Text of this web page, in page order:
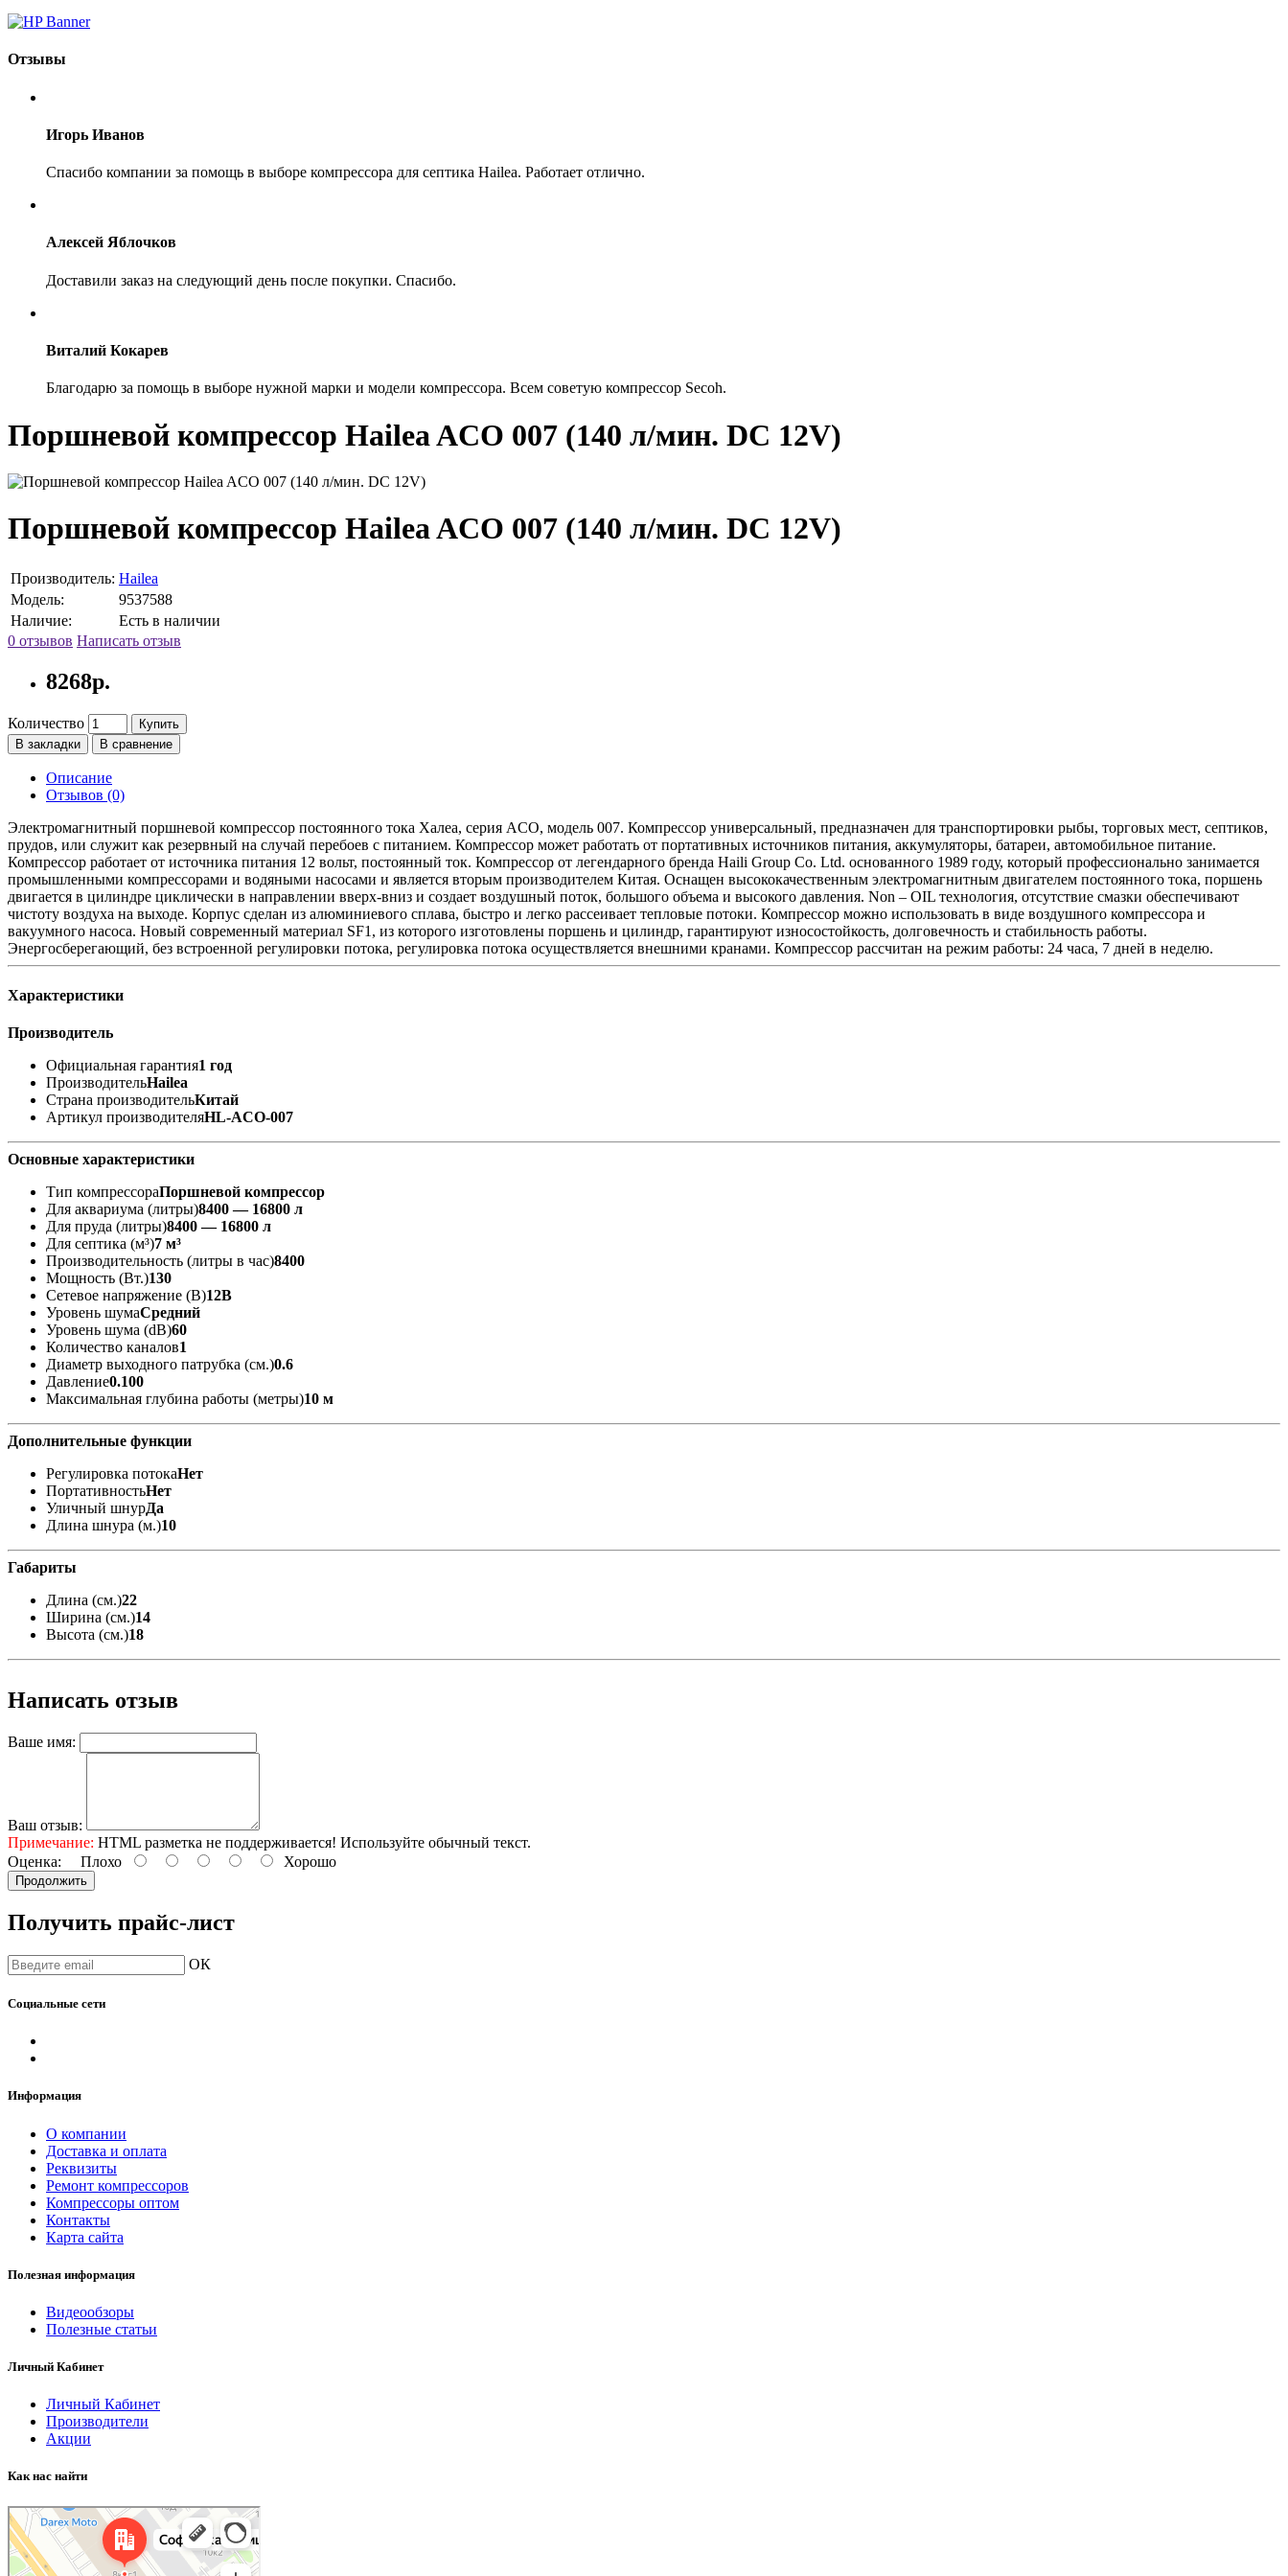
Отзывы
Игорь Иванов
Спасибо компании за помощь в выборе компрессора для септика Hailea. Работает отлично.
Алексей Яблочков
Доставили заказ на следующий день после покупки. Спасибо.
Виталий Кокарев
Благодарю за помощь в выборе нужной марки и модели компрессора. Всем советую компрессор Secoh.
Поршневой компрессор Hailea ACO 007 (140 л/мин. DC 12V)
Поршневой компрессор Hailea ACO 007 (140 л/мин. DC 12V)
Производитель: Hailea
Модель:
9537588
Наличие:
Есть в наличии
0 отзывов Написать отзыв
8268р.
Количество
Купить
В закладки
В сравнение
Описание
Отзывов (0)
Электромагнитный поршневой компрессор постоянного тока Халеа, серия ACO, модель 007. Компрессор универсальный, предназначен для транспортировки рыбы, торговых мест, септиков,
прудов, или служит как резервный на случай перебоев с питанием. Компрессор может работать от портативных источников питания, аккумуляторы, батареи, автомобильное питание.
Компрессор работает от источника питания 12 вольт, постоянный ток. Компрессор от легендарного бренда Haili Group Co. Ltd. основанного 1989 году, который профессионально занимается
промышленными компрессорами и водяными насосами и является вторым производителем Китая. Оснащен высококачественным электромагнитным двигателем постоянного тока, поршень
двигается в цилиндре циклически в направлении вверх-вниз и создает воздушный поток, большого объема и высокого давления. Non – OIL технология, отсутствие смазки обеспечивают
чистоту воздуха на выходе. Корпус сделан из алюминиевого сплава, быстро и легко рассеивает тепловые потоки. Компрессор можно использовать в виде воздушного компрессора и
вакуумного насоса. Новый современный материал SF1, из которого изготовлены поршень и цилиндр, гарантируют износостойкость, долговечность и стабильность работы.
Энергосберегающий, без встроенной регулировки потока, регулировка потока осуществляется внешними кранами. Компрессор рассчитан на режим работы: 24 часа, 7 дней в неделю.
Характеристики
Производитель
Официальная гарантия1 год
ПроизводительHailea
Страна производительКитай
Артикул производителяHL-ACO-007
Основные характеристики
Тип компрессораПоршневой компрессор
Для аквариума (литры)8400 — 16800 л
Для пруда (литры)8400 — 16800 л
Для септика (м³)7 м³
Производительность (литры в час)8400
Мощность (Вт.)130
Сетевое напряжение (В)12В
Уровень шумаСредний
Уровень шума (dB)60
Количество каналов1
Диаметр выходного патрубка (см.)0.6
Давление0.100
Максимальная глубина работы (метры)10 м
Дополнительные функции
Регулировка потокаНет
ПортативностьНет
Уличный шнурДа
Длина шнура (м.)10
Габариты
Длина (см.)22
Ширина (см.)14
Высота (см.)18
Написать отзыв
Ваше имя:
Ваш отзыв:
Примечание: HTML разметка не поддерживается! Используйте обычный текст.
Оценка: Плохо Хорошо
Продолжить
Получить прайс-лист
ОК
Социальные сети
Информация
О компании
Доставка и оплата
Реквизиты
Ремонт компрессоров
Компрессоры оптом
Контакты
Карта сайта
Полезная информация
Видеообзоры
Полезные статьи
Личный Кабинет
Личный Кабинет
Производители
Акции
Как нас найти
Санкт‑Петербург
Софийская улица, 8к1с1 — Яндекс Карты